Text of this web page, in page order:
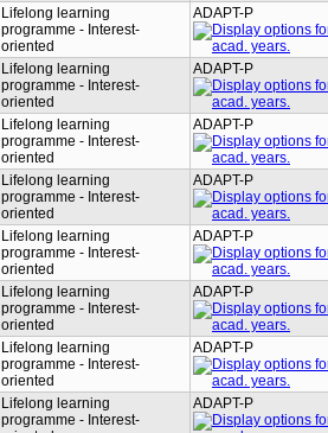
Lifelong learning
programme - Interest-
oriented
ADAPT-P
Lifelong learning
programme - Interest-
oriented
ADAPT-P
Lifelong learning
programme - Interest-
oriented
ADAPT-P
Lifelong learning
programme - Interest-
oriented
ADAPT-P
Lifelong learning
programme - Interest-
oriented
ADAPT-P
Lifelong learning
programme - Interest-
oriented
ADAPT-P
Lifelong learning
programme - Interest-
oriented
ADAPT-P
Lifelong learning
programme - Interest-
ADAPT-P